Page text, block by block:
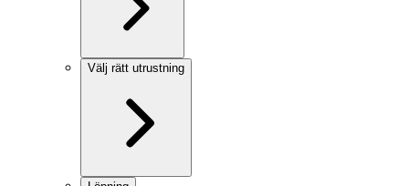
Välj rätt utrustning